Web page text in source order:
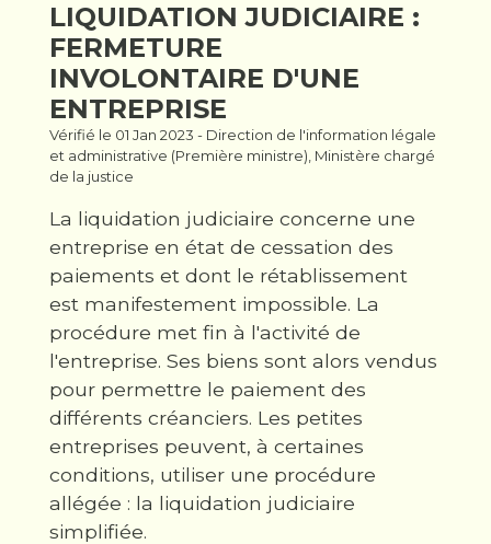
LIQUIDATION JUDICIAIRE :
FERMETURE
INVOLONTAIRE D'UNE
ENTREPRISE
Vérifié le 01 Jan 2023 - Direction de l'information légale
et administrative (Première ministre), Ministère chargé
de la justice
La liquidation judiciaire concerne une
entreprise en état de cessation des
paiements et dont le rétablissement
est manifestement impossible. La
procédure met fin à l'activité de
l'entreprise. Ses biens sont alors vendus
pour permettre le paiement des
différents créanciers. Les petites
entreprises peuvent, à certaines
conditions, utiliser une procédure
allégée : la liquidation judiciaire
simplifiée.